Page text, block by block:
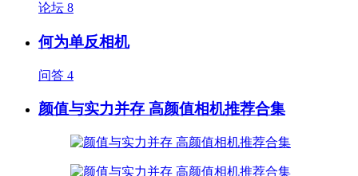
论坛 8
何为单反相机
问答 4
颜值与实力并存 高颜值相机推荐合集